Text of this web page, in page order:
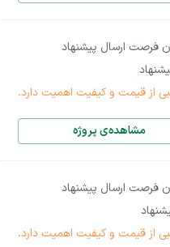
فرصت ارسال پیشنهاد
از قیمت و کیفیت اهمیت دارد.
مشاهده‌ی پروژه
فرصت ارسال پیشنهاد
از قیمت و کیفیت اهمیت دارد.